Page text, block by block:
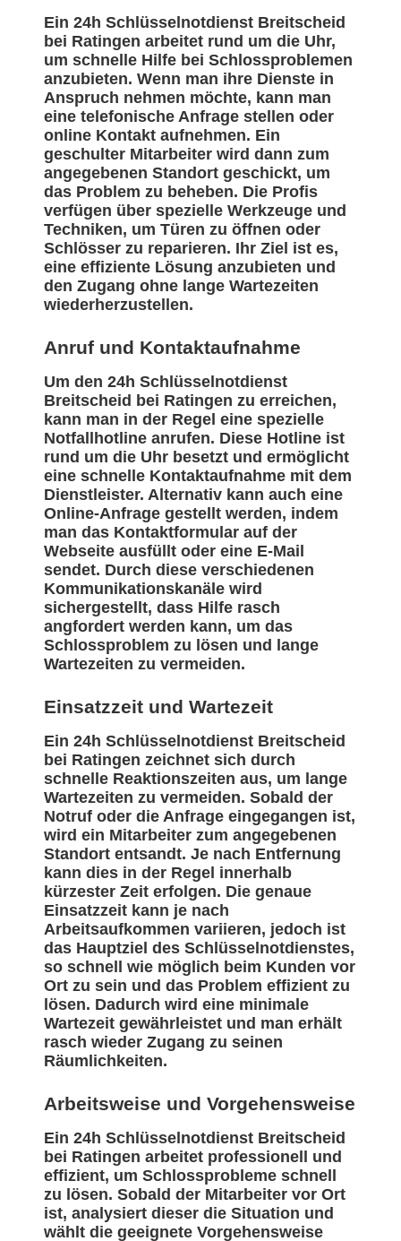
Ein 24h Schlüsselnotdienst Breitscheid
bei Ratingen arbeitet rund um die Uhr,
um schnelle Hilfe bei Schlossproblemen
anzubieten. Wenn man ihre Dienste in
Anspruch nehmen möchte, kann man
eine telefonische Anfrage stellen oder
online Kontakt aufnehmen. Ein
geschulter Mitarbeiter wird dann zum
angegebenen Standort geschickt, um
das Problem zu beheben. Die Profis
verfügen über spezielle Werkzeuge und
Techniken, um Türen zu öffnen oder
Schlösser zu reparieren. Ihr Ziel ist es,
eine effiziente Lösung anzubieten und
den Zugang ohne lange Wartezeiten
wiederherzustellen.
Anruf und Kontaktaufnahme
Um den 24h Schlüsselnotdienst
Breitscheid bei Ratingen zu erreichen,
kann man in der Regel eine spezielle
Notfallhotline anrufen. Diese Hotline ist
rund um die Uhr besetzt und ermöglicht
eine schnelle Kontaktaufnahme mit dem
Dienstleister. Alternativ kann auch eine
Online-Anfrage gestellt werden, indem
man das Kontaktformular auf der
Webseite ausfüllt oder eine E-Mail
sendet. Durch diese verschiedenen
Kommunikationskanäle wird
sichergestellt, dass Hilfe rasch
angfordert werden kann, um das
Schlossproblem zu lösen und lange
Wartezeiten zu vermeiden.
Einsatzzeit und Wartezeit
Ein 24h Schlüsselnotdienst Breitscheid
bei Ratingen zeichnet sich durch
schnelle Reaktionszeiten aus, um lange
Wartezeiten zu vermeiden. Sobald der
Notruf oder die Anfrage eingegangen ist,
wird ein Mitarbeiter zum angegebenen
Standort entsandt. Je nach Entfernung
kann dies in der Regel innerhalb
kürzester Zeit erfolgen. Die genaue
Einsatzzeit kann je nach
Arbeitsaufkommen variieren, jedoch ist
das Hauptziel des Schlüsselnotdienstes,
so schnell wie möglich beim Kunden vor
Ort zu sein und das Problem effizient zu
lösen. Dadurch wird eine minimale
Wartezeit gewährleistet und man erhält
rasch wieder Zugang zu seinen
Räumlichkeiten.
Arbeitsweise und Vorgehensweise
Ein 24h Schlüsselnotdienst Breitscheid
bei Ratingen arbeitet professionell und
effizient, um Schlossprobleme schnell
zu lösen. Sobald der Mitarbeiter vor Ort
ist, analysiert dieser die Situation und
wählt die geeignete Vorgehensweise